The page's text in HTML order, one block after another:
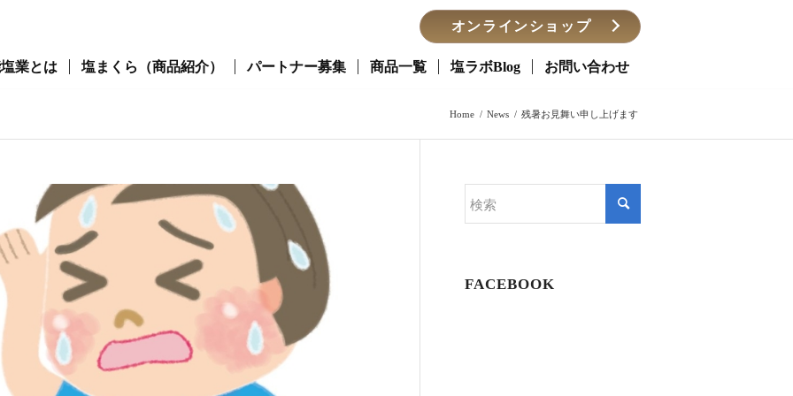
業とは 塩まくら（商品紹介） パートナー募集 商品一覧 塩ラボBlog お問い合わせ
オンラインショップ
Home / News / 残暑お見舞い申し上げます
FACEBOOK